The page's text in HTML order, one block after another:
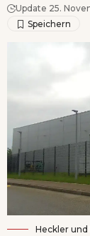
Update 25.
Heckler und